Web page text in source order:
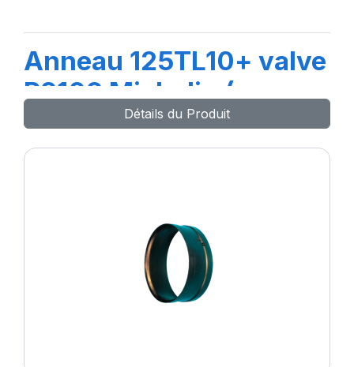
Anneau 125TL10+ valve
R2102 Michelin (po
Détails du Produit